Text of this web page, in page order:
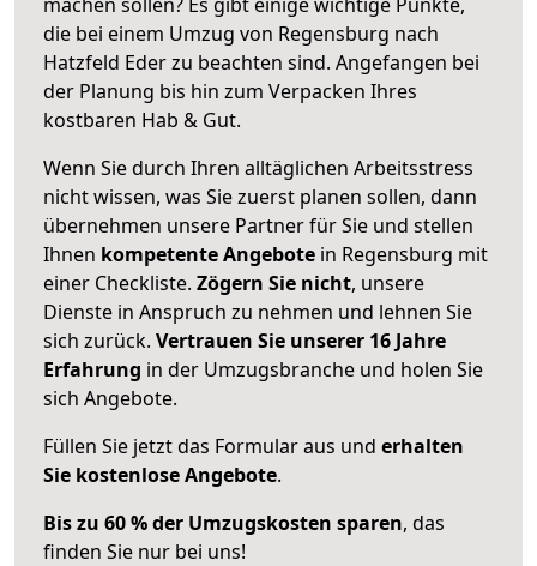
die bei einem Umzug von Regensburg nach
Hatzfeld Eder zu beachten sind. Angefangen bei
der Planung bis hin zum Verpacken Ihres
kostbaren Hab & Gut.
Wenn Sie durch Ihren alltäglichen Arbeitsstress
nicht wissen, was Sie zuerst planen sollen, dann
übernehmen unsere Partner für Sie und stellen
Ihnen kompetente Angebote in Regensburg mit
einer Checkliste. Zögern Sie nicht, unsere
Dienste in Anspruch zu nehmen und lehnen Sie
sich zurück. Vertrauen Sie unserer 16 Jahre
Erfahrung in der Umzugsbranche und holen Sie
sich Angebote.
Füllen Sie jetzt das Formular aus und erhalten
Sie kostenlose Angebote.
Bis zu 60 % der Umzugskosten sparen, das
finden Sie nur bei uns!